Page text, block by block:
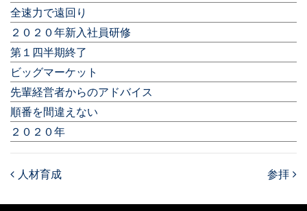
全速力で遠回り
２０２０年新入社員研修
第１四半期終了
ビッグマーケット
先輩経営者からのアドバイス
順番を間違えない
２０２０年
人材育成 参拝